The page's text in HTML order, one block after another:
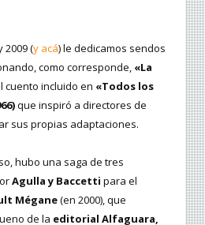
2009 (y acá) le dedicamos sendos
como corresponde, «La
cuento incluido en «Todos los
que inspiró a directores de
sus propias adaptaciones.
hubo una saga de tres
Agulla y Baccetti para el
Mégane(en 2000), que
de la editorial Alfaguara,